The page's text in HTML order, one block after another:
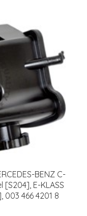
BENZ C-
[S204], E-KLASS
003 466 4201 8